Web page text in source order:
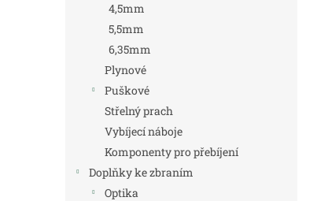
4,5mm
5,5mm
6,35mm
Plynové
Puškové
Střelný prach
Vybíjecí náboje
Komponenty pro přebíjení
Doplňky ke zbraním
Optika